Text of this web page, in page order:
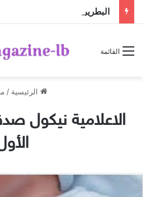
القائمة
الرئيسية /
الاعلامية نيكول